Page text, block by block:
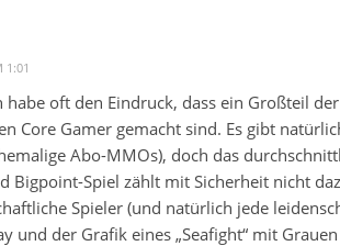
1:01
habe oft den Eindruck, dass ein Großteil
Core Gamer gemacht sind. Es gibt
Abo-MMOs), doch das
Bigpoint-Spiel zählt mit Sicherheit nicht
Spieler (und natürlich jede
und der Grafik eines „Seafight“ mit